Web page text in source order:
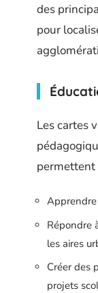
des
pour
Les cartes
permettent
Répondre
les aires
Créer des
projets